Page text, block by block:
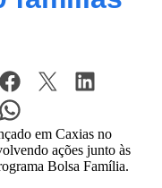
em Caxias no
ações junto às
Bolsa Família.